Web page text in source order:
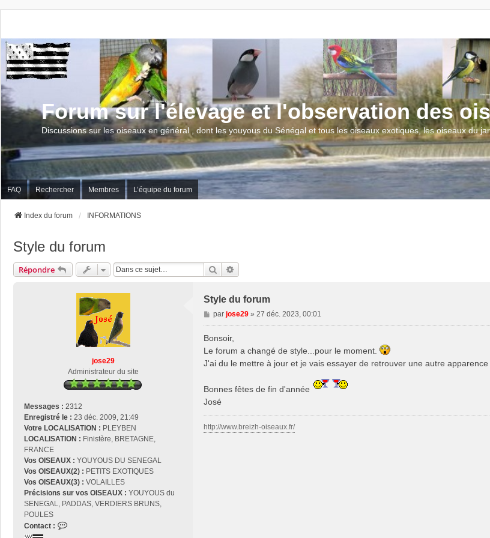
Forum sur l'élevage et l'observation des
Discussions sur les oiseaux en général , dont les youyous du Sénégal et tous les oiseaux exotiques, les oiseaux du
FAQ Rechercher Membres L’équipe du forum
Index du forum INFORMATIONS
Style du forum
Répondre Rechercher
jose29
Administrateur du site
Messages : 2312
Enregistré le : 23 déc. 2009, 21:49
Votre LOCALISATION : PLEYBEN
LOCALISATION : Finistère, BRETAGNE,
FRANCE
Vos OISEAUX : YOUYOUS DU SENEGAL
Vos OISEAUX(2) : PETITS EXOTIQUES
Vos OISEAUX(3) : VOLAILLES
Précisions sur vos OISEAUX : YOUYOUS du
SENEGAL, PADDAS, VERDIERS BRUNS,
POULES
Contact :
Style du forum
M
e
a
g
par jose29» 27 déc. 2023, 00:01
Bonsoir,
Le forum a changé de style...pour le moment.
J'ai du le mettre à jour et je vais essayer de retrouver une autre apparence
Bonnes fêtes de fin d'année
José
http://www.breizh-oiseaux.fr/